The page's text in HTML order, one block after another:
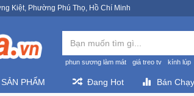
Kiệt, Phường Phú Thọ, Hồ Chí Minh
phun sương làm mát giá treo tv kính lúp
PHẨM Đang Hot Bán Chạy